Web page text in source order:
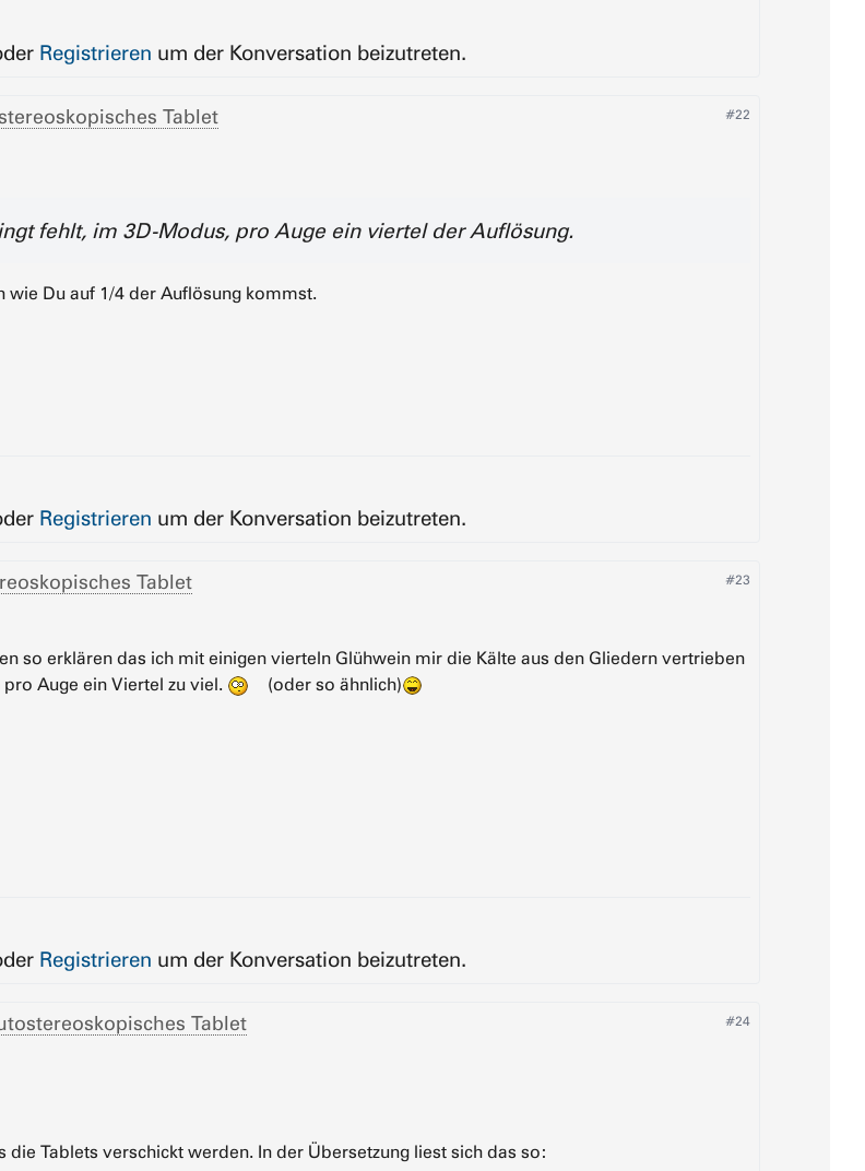
Registrieren um der Konversation beizutreten.
Tablet #22
fehlt, im 3D-Modus, pro Auge ein viertel der Auflösung.
wie Du auf 1/4 der Auflösung kommst.
Registrieren um der Konversation beizutreten.
Tablet #23
so erklären das ich mit einigen vierteln Glühwein mir die Kälte aus den Gliedern vertrieben
Auge ein Viertel zu viel.
(oder so ähnlich)
Registrieren um der Konversation beizutreten.
Tablet #24
Tablets verschickt werden. In der Übersetzung liest sich das so: